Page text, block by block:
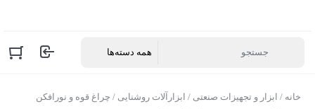
خانه / ابزار و تجهیزات صنعتی / ابزارآلات روشنایی / چراغ قوه و نورافکن